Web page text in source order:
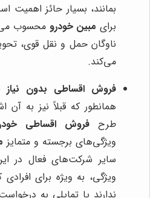
بمانند، بسیار حائز
برای مبین خودرو محسوب
ناوگان حمل و نقل قوی،
می‌کند.
فروش اقساطی بدون نیاز
همانطور که قبلاً نیز به آن
طرح فروش اقساطی
ویژگی‌های برجسته و متمایز
سایر شرکت‌های فعال در
ویژگی، به ویژه برای
ندارند یا تمایلی به